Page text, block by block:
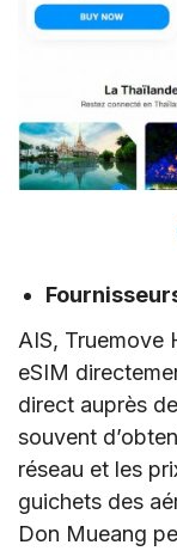
AIS, Truemove
eSIM
direct auprès
souvent
réseau et les
guichets des
Don Mueang